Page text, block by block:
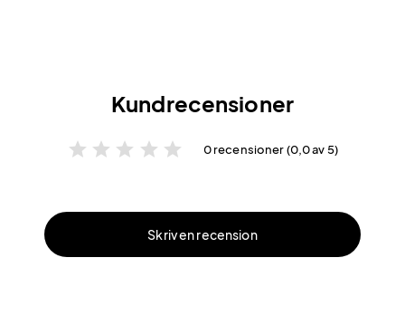
Kundrecensioner
star star star star star 0 recensioner (0,0 av 5)
Skriv en recension